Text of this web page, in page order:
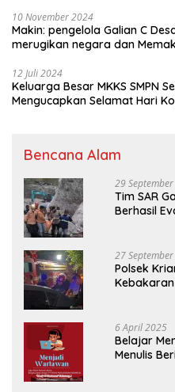
10 November 2024
Makin: pengelola Galian C
merugikan negara dan
12 Juli 2024
Keluarga Besar MKKS SMPN
Mengucapkan Selamat Hari Koperasi Nasional Ke 77 Tahun
Bencana Alam
29
Tim SAR
Berhasil
27
Polsek
6 April 2025
Belajar
Menulis